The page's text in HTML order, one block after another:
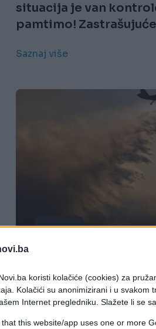
koristi kolačiće (cookies) za
Kolačići su anonimizirani i u svakom
Internet pregledniku. Slažete li se
that this website/app uses one or more
situacija je van
pamtimo!
Saznaj više
SVIJET
Pakao u Grčkoj! Vatra
sobom - ovdje nikako
naređenje za hitnu...